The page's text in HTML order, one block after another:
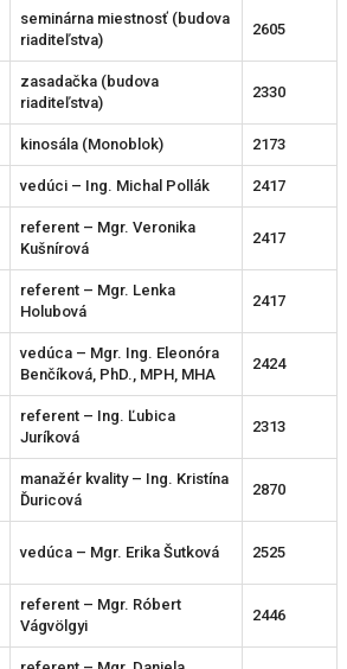
seminárna miestnosť (budova
riaditeľstva)
2605
zasadačka (budova
riaditeľstva)
2330
kinosála (Monoblok) 2173
vedúci – Ing. Michal Pollák 2417
referent – Mgr. Veronika
Kušnírová
2417
referent – Mgr. Lenka
Holubová
2417
vedúca – Mgr. Ing. Eleonóra
Benčíková, PhD., MPH, MHA
2424
referent – Ing. Ľubica
Juríková
2313
manažér kvality – Ing. Kristína
Ďuricová
2870
vedúca – Mgr. Erika Šutková 2525
referent – Mgr. Róbert
Vágvölgyi
2446